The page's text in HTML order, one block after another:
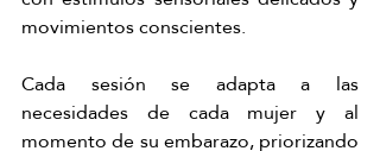
movimientos conscientes.
Cada sesión se adapta a las
necesidades de cada mujer y al
momento de su embarazo, priorizando